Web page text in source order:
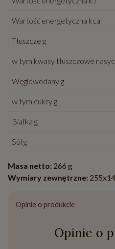
Wartość energetyczna kcal
Tłuszcze g
w tym kwasy tłuszczowe
Węglowodany g
w tym cukry g
Białka g
Sól g
Masa netto: 266 g
Wymiary zewnętrzne:
Opinie o produkcie
Opinie o